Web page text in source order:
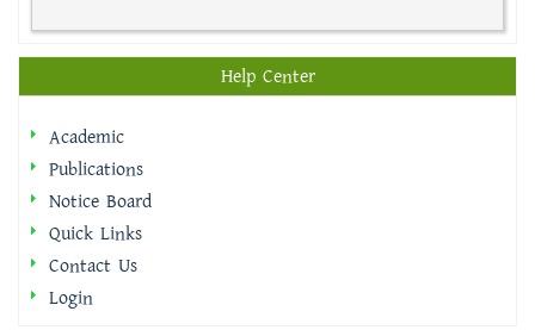
Help Center
Academic
Publications
Notice Board
Quick Links
Contact Us
Login